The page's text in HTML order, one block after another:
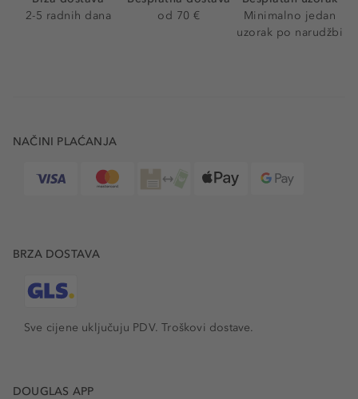
2-5 radnih dana
od 70 €
Minimalno jedan
uzorak po narudžbi
NAČINI PLAĆANJA
BRZA DOSTAVA
Sve cijene uključuju PDV.Troškovi dostave.
DOUGLAS APP